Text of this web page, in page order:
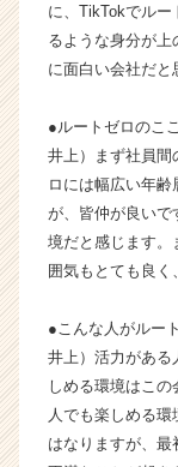
に、TikTokでル
るような身分が
に面白い会社だと
●ルートゼロのこ
井上）まず社員間
ロには幅広い年
が、皆仲が良いで
境だと感じます。
囲気もとても良く
●こんな人がルー
井上）活力がある
しめる環境はこ
人でも楽しめる
はなりますが、